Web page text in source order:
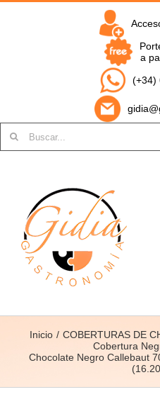
Saltar
a
(+34)
Inicio COBERTURAS DE
Cobertura
Chocolate Negro Callebaut